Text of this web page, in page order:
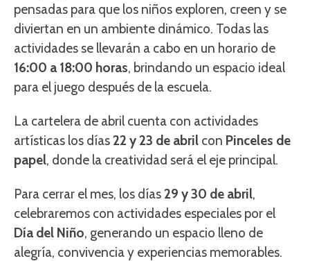
pensadas para que los niños exploren, creen y se
diviertan en un ambiente dinámico. Todas las
actividades se llevarán a cabo en un horario de
16:00 a 18:00 horas, brindando un espacio ideal
para el juego después de la escuela.
La cartelera de abril cuenta con actividades
artísticas los días22 y 23 de abril con Pinceles de
papel, donde la creatividad será el eje principal.
Para cerrar el mes, los días29 y 30 de abril,
celebraremos con actividades especiales por el
Día del Niño, generando un espacio lleno de
alegría, convivencia y experiencias memorables.